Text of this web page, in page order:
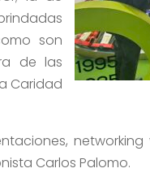
son
de las
Caridad
Carlos Palomo.